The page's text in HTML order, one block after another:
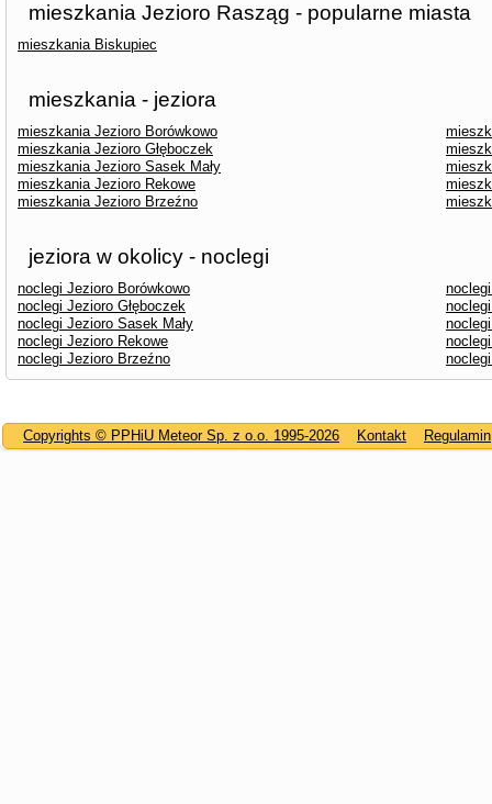
mieszkania Jezioro Rasząg - popularne miasta
mieszkania Biskupiec
mieszkania - jeziora
mieszkania Jezioro Borówkowo
mieszkania Jezioro Głęboczek
mieszkania Jezioro Sasek Mały
mieszkania Jezioro Rekowe
mieszkania Jezioro Brzeźno
jeziora w okolicy - noclegi
noclegi Jezioro Borówkowo
noclegi Jezioro Głęboczek
noclegi Jezioro Sasek Mały
noclegi Jezioro Rekowe
noclegi Jezioro Brzeźno
Copyrights © PPHiU Meteor Sp. z o.o. 1995-2026 Kontakt Regulamin